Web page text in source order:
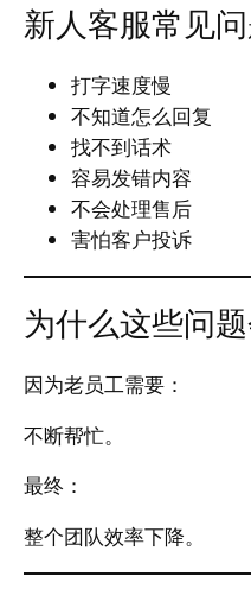
新人客服常见
打字速度慢
不知道怎么回复
找不到话术
容易发错内容
不会处理售后
害怕客户投诉
为什么这些问
因为老员工需要：
不断帮忙。
最终：
整个团队效率下降。